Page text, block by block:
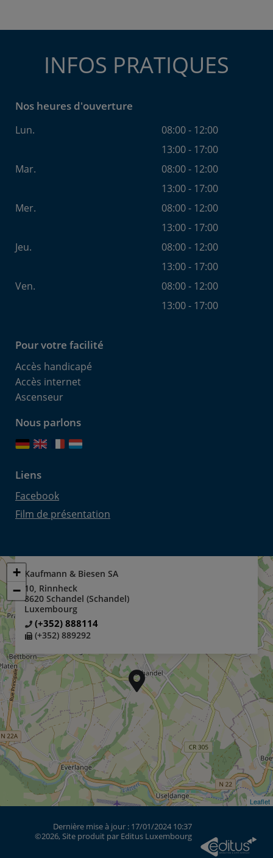
INFOS PRATIQUES
Nos heures d'ouverture
Lun.
08:00 - 12:00
13:00 - 17:00
Mar.
08:00 - 12:00
13:00 - 17:00
Mer.
08:00 - 12:00
13:00 - 17:00
Jeu.
08:00 - 12:00
13:00 - 17:00
Ven.
08:00 - 12:00
13:00 - 17:00
Pour votre facilité
Accès handicapé
Accès internet
Ascenseur
Nous parlons
Liens
Facebook
Film de présentation
+
−
Leaflet
+
−
Leaflet
Kaufmann & Biesen SA
10, Rinnheck
8620 Schandel (Schandel)
Luxembourg
(+352) 888114
(+352) 889292
Dernière mise à jour : 17/01/2024 10:37
©2026, Site produit par Editus Luxembourg